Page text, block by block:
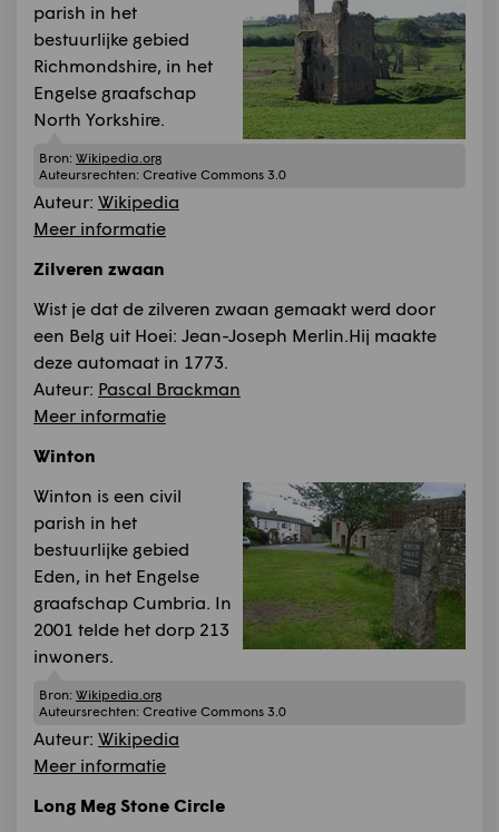
parish in het
bestuurlijke gebied
Richmondshire, in het
Engelse graafschap
North Yorkshire.
Bron: Wikipedia.org
Auteursrechten: Creative Commons 3.0
Auteur: Wikipedia
Meer informatie
Zilveren zwaan
Wist je dat de zilveren zwaan gemaakt werd door
een Belg uit Hoei: Jean-Joseph Merlin.Hij maakte
deze automaat in 1773.
Auteur: Pascal Brackman
Meer informatie
Winton
Winton is een civil
parish in het
bestuurlijke gebied
Eden, in het Engelse
graafschap Cumbria. In
2001 telde het dorp 213
inwoners.
Bron: Wikipedia.org
Auteursrechten: Creative Commons 3.0
Auteur: Wikipedia
Meer informatie
Long Meg Stone Circle